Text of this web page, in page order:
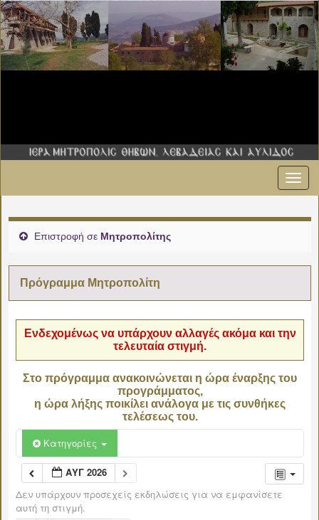
Επιστροφή σε Μητροπολίτης
Πρόγραμμα Μητροπολίτη
Ενδεχομένως να υπάρχουν αλλαγές ακόμα και την
τελευταία στιγμή.
Στο πρόγραμμα ανακοινώνεται η ώρα έναρξης του
προγράμματος,
η ώρα λήξης ποικίλει ανάλογα με τις συνθήκες
τελέσεως του.
Κατηγορίες
ΑΥΓ 2026
Δεν υπάρχουν προσεχείς εκδηλώσεις για να εμφανίσετε
αυτή τη στιγμή.